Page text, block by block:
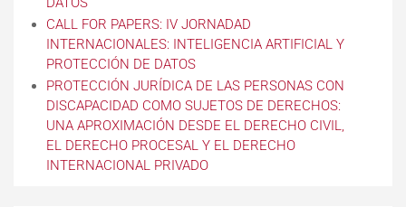
CALL FOR PAPERS: IV JORNADAD
INTERNACIONALES: INTELIGENCIA ARTIFICIAL Y
PROTECCIÓN DE DATOS
PROTECCIÓN JURÍDICA DE LAS PERSONAS CON
DISCAPACIDAD COMO SUJETOS DE DERECHOS:
UNA APROXIMACIÓN DESDE EL DERECHO CIVIL,
EL DERECHO PROCESAL Y EL DERECHO
INTERNACIONAL PRIVADO